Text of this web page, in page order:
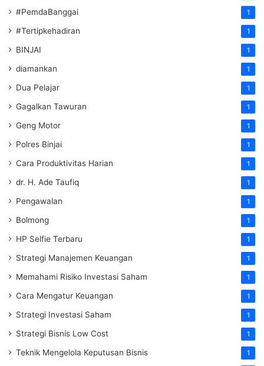
#PemdaBanggai 1
#Tertipkehadiran 1
BINJAI 1
diamankan 1
Dua Pelajar 1
Gagalkan Tawuran 1
Geng Motor 1
Polres Binjai 1
Cara Produktivitas Harian 1
dr. H. Ade Taufiq 1
Pengawalan 1
Bolmong 1
HP Selfie Terbaru 1
Strategi Manajemen Keuangan 1
Memahami Risiko Investasi Saham 1
Cara Mengatur Keuangan 1
Strategi Investasi Saham 1
Strategi Bisnis Low Cost 1
Teknik Mengelola Keputusan Bisnis 1